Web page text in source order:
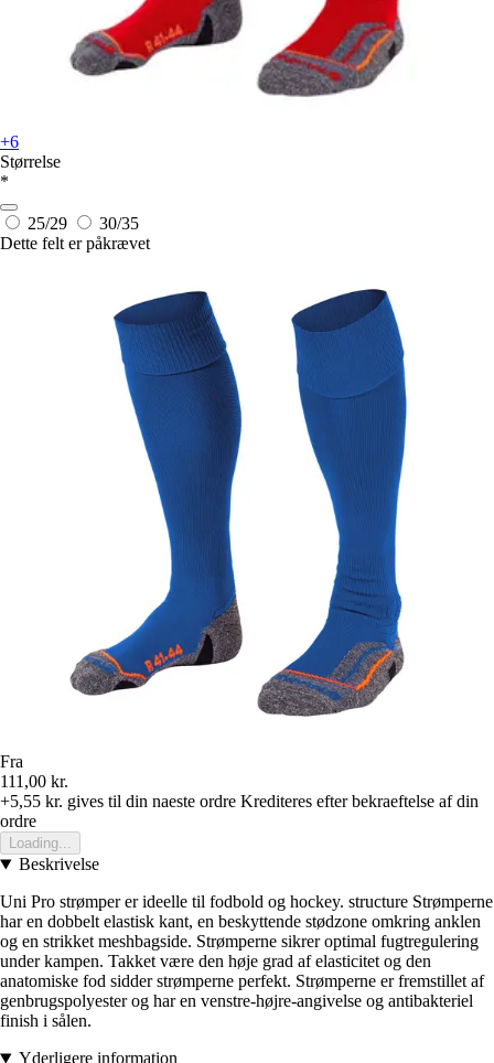
+6
Størrelse
*
25/29
30/35
Dette felt er påkrævet
Fra
111,00 kr.
+5,55 kr. gives til din naeste ordre Krediteres efter bekraeftelse af din
ordre
Loading...
Beskrivelse
Uni Pro strømper er ideelle til fodbold og hockey. structure Strømperne
har en dobbelt elastisk kant, en beskyttende stødzone omkring anklen
og en strikket meshbagside. Strømperne sikrer optimal fugtregulering
under kampen. Takket være den høje grad af elasticitet og den
anatomiske fod sidder strømperne perfekt. Strømperne er fremstillet af
genbrugspolyester og har en venstre-højre-angivelse og antibakteriel
finish i sålen.
Yderligere information